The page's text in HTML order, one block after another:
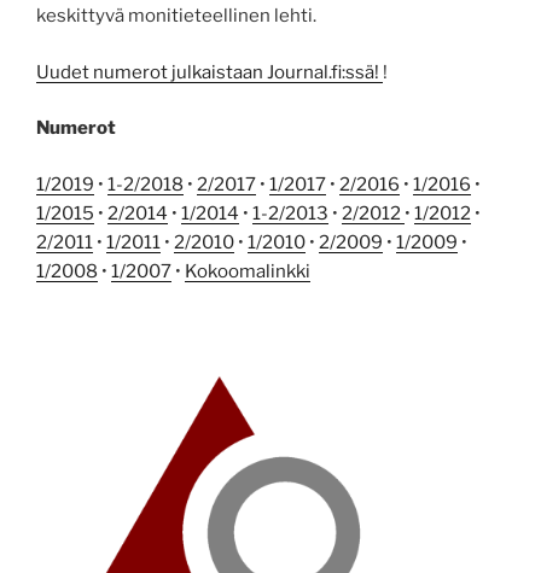
keskittyvä monitieteellinen lehti.
Uudet numerot julkaistaan Journal.fi:ssä! !
Numerot
1/2019 • 1-2/2018 • 2/2017 • 1/2017 • 2/2016 • 1/2016 •
1/2015 • 2/2014 • 1/2014 • 1-2/2013 • 2/2012 • 1/2012 •
2/2011 • 1/2011 • 2/2010 • 1/2010 • 2/2009 • 1/2009 •
1/2008 • 1/2007 • Kokoomalinkki